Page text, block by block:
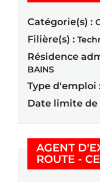
Catégorie(s) :
Filière(s) :
Résidence
BAINS
Type d'emploi
Date limite
AGENT
ROUTE -